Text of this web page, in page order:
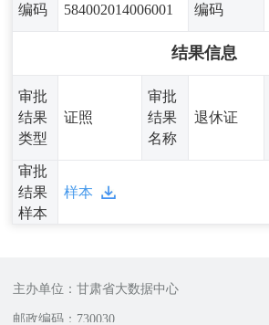
编码
584002014006001
编码
结果信息
审批
结果
类型
证照
审批
结果
名称
退休证
审批
结果
样本
样本
主办单位：甘肃省大数据中心
邮政编码：730030